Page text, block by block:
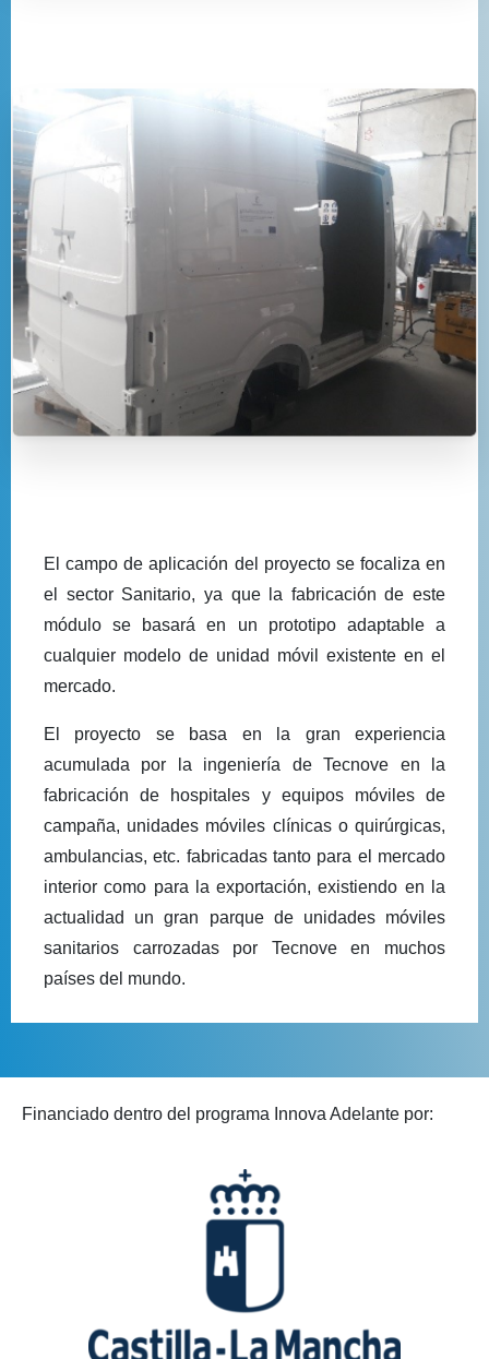
El campo de aplicación del proyecto se focaliza en
el sector Sanitario, ya que la fabricación de este
módulo se basará en un prototipo adaptable a
cualquier modelo de unidad móvil existente en el
mercado.
El proyecto se basa en la gran experiencia
acumulada por la ingeniería de Tecnove en la
fabricación de hospitales y equipos móviles de
campaña, unidades móviles clínicas o quirúrgicas,
ambulancias, etc. fabricadas tanto para el mercado
interior como para la exportación, existiendo en la
actualidad un gran parque de unidades móviles
sanitarios carrozadas por Tecnove en muchos
países del mundo.
Financiado dentro del programa Innova Adelante por: